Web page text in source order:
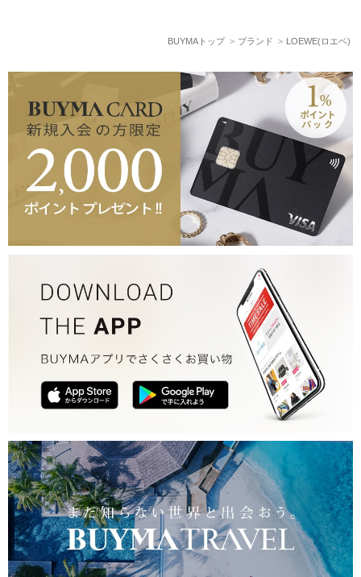
BUYMAトップ ブランド LOEWE(ロエベ)